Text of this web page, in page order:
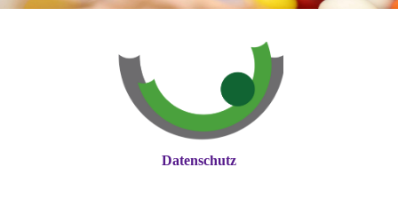
Datenschutz